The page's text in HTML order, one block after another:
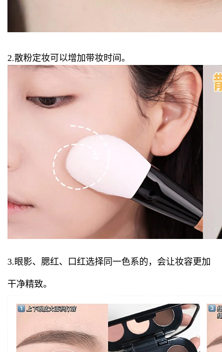
2.散粉定妆可以增加带妆时间。
3.眼影、腮红、口红选择同一色系的，会让妆容更加
干净精致。